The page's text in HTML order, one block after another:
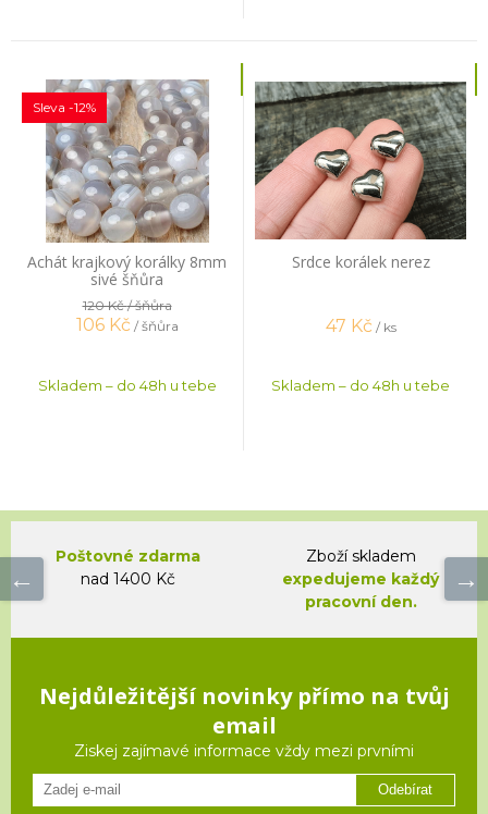
Achát krajkový korálky 8mm
sivé šňůra
Sleva -12%
120 Kč/ šňůra
106 Kč / šňůra
Skladem – do 48h u tebe
Srdce korálek nerez
47 Kč / ks
Skladem – do 48h u tebe
Poštovné zdarma
nad 1400 Kč
Zboží skladem
expedujeme každý
pracovní den.
Nejdůležitější novinky přímo na tvůj
email
Ziskej zajímavé informace vždy mezi prvními
Odebírat